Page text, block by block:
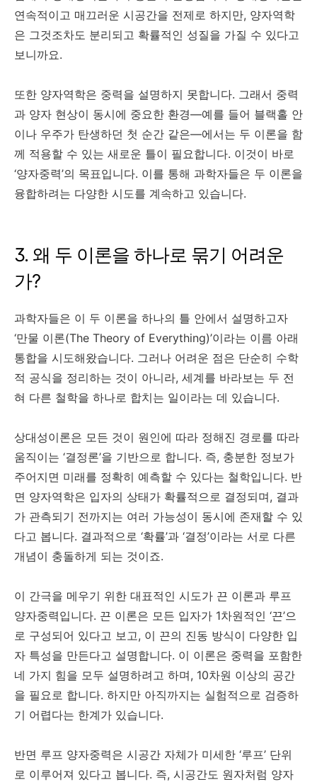
연속적이고 매끄러운 시공간을 전제로 하지만, 양자역학
은 그것조차도 분리되고 확률적인 성질을 가질 수 있다고
보니까요.
또한 양자역학은 중력을 설명하지 못합니다. 그래서 중력
과 양자 현상이 동시에 중요한 환경—예를 들어 블랙홀 안
이나 우주가 탄생하던 첫 순간 같은—에서는 두 이론을 함
께 적용할 수 있는 새로운 틀이 필요합니다. 이것이 바로
‘양자중력’의 목표입니다. 이를 통해 과학자들은 두 이론을
융합하려는 다양한 시도를 계속하고 있습니다.
3. 왜 두 이론을 하나로 묶기 어려운
가?
과학자들은 이 두 이론을 하나의 틀 안에서 설명하고자
‘만물 이론(The Theory of Everything)’이라는 이름 아래
통합을 시도해왔습니다. 그러나 어려운 점은 단순히 수학
적 공식을 정리하는 것이 아니라, 세계를 바라보는 두 전
혀 다른 철학을 하나로 합치는 일이라는 데 있습니다.
상대성이론은 모든 것이 원인에 따라 정해진 경로를 따라
움직이는 ‘결정론’을 기반으로 합니다. 즉, 충분한 정보가
주어지면 미래를 정확히 예측할 수 있다는 철학입니다. 반
면 양자역학은 입자의 상태가 확률적으로 결정되며, 결과
가 관측되기 전까지는 여러 가능성이 동시에 존재할 수 있
다고 봅니다. 결과적으로 ‘확률’과 ‘결정’이라는 서로 다른
개념이 충돌하게 되는 것이죠.
이 간극을 메우기 위한 대표적인 시도가 끈 이론과 루프
양자중력입니다. 끈 이론은 모든 입자가 1차원적인 ‘끈’으
로 구성되어 있다고 보고, 이 끈의 진동 방식이 다양한 입
자 특성을 만든다고 설명합니다. 이 이론은 중력을 포함한
네 가지 힘을 모두 설명하려고 하며, 10차원 이상의 공간
을 필요로 합니다. 하지만 아직까지는 실험적으로 검증하
기 어렵다는 한계가 있습니다.
반면 루프 양자중력은 시공간 자체가 미세한 ‘루프’ 단위
로 이루어져 있다고 봅니다. 즉, 시공간도 원자처럼 양자